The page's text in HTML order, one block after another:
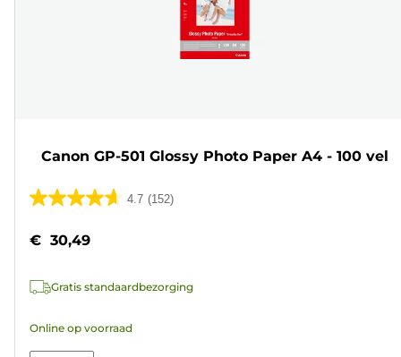
Canon GP-501 Glossy Photo Paper A4 - 100 vel
4.7 (152)
4.7
de
sterren.
beoordelingen
€ 30,49
Gratis standaardbezorging
Online op voorraad